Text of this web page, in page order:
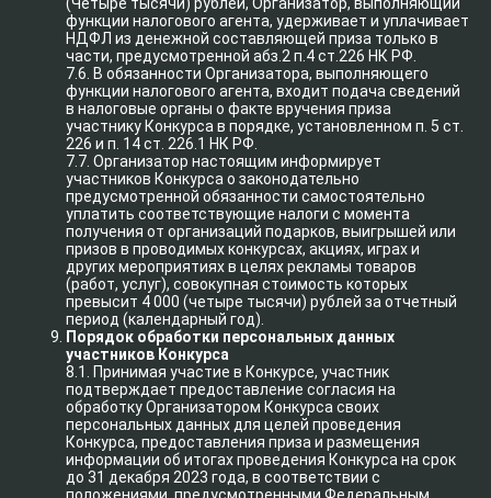
функции налогового агента, удерживает и уплачивает
НДФЛ из денежной составляющей приза только в
части, предусмотренной абз.2 п.4 ст.226 НК РФ.
7.6. В обязанности Организатора, выполняющего
функции налогового агента, входит подача сведений
в налоговые органы о факте вручения приза
участнику Конкурса в порядке, установленном п. 5 ст.
226 и п. 14 ст. 226.1 НК РФ.
7.7. Организатор настоящим информирует
участников Конкурса о законодательно
предусмотренной обязанности самостоятельно
уплатить соответствующие налоги с момента
получения от организаций подарков, выигрышей или
призов в проводимых конкурсах, акциях, играх и
других мероприятиях в целях рекламы товаров
(работ, услуг), совокупная стоимость которых
превысит 4 000 (четыре тысячи) рублей за отчетный
период (календарный год).
Порядок обработки персональных данных
участников Конкурса
8.1. Принимая участие в Конкурсе, участник
подтверждает предоставление согласия на
обработку Организатором Конкурса своих
персональных данных для целей проведения
Конкурса, предоставления приза и размещения
информации об итогах проведения Конкурса на срок
до 31 декабря 2023 года, в соответствии с